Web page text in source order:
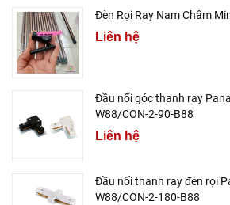
Đèn Rọi Ray Nam Châm
Liên hệ
Đầu nối góc thanh ray
W88/CON-2-90-B88
Liên hệ
Đầu nối thanh ray đèn rọi
W88/CON-2-180-B88